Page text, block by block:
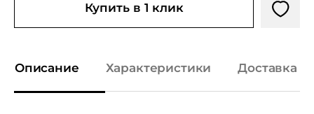
Купить в 1 клик
Описание Характеристики Доставка и